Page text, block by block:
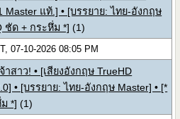
Master แท้.] • [บรรยาย: ไทย-อังกฤษ
ชัด + กระหึ่ม *] (1)
07-10-2026 08:05 PM
าสาว! • [เสียงอังกฤษ TrueHD
• [บรรยาย: ไทย-อังกฤษ Master] • [*
*] (1)